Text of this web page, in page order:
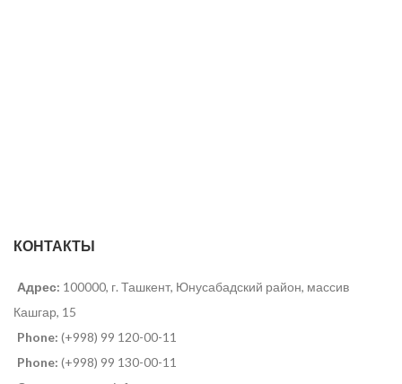
КОНТАКТЫ
Адрес: 100000, г. Ташкент, Юнусабадский район, массив
Кашгар, 15
Phone: (+998) 99 120-00-11
Phone: (+998) 99 130-00-11